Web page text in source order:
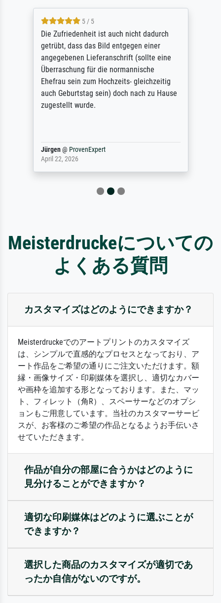
5 / 5
Die Zufriedenheit ist auch nicht dadurch
getrübt, dass das Bild entgegen einer
angegebenen Lieferanschrift (sollte eine
Überraschung für die normannische
Ehefrau sein zum Hochzeits- gleichzeitig
auch Geburtstag sein) doch nach zu Hause
zugestellt wurde.
Jürgen@ ProvenExpert
April 22, 2026
Meisterdruckeについての
よくある質問
カスタマイズはどのようにできますか？
Meisterdruckeでのアートプリントのカスタマイズ
は、シンプルで直感的なプロセスとなっており、ア
ート作品をご希望の通りにご注文いただけます。額
縁・画像サイズ・印刷媒体を選択し、適切なカバー
や画枠を追加する形となっております。また、マッ
ト、フィレット（角R）、スペーサーなどのオプシ
ョンもご用意しています。当社のカスタマーサービ
スが、お客様のご希望の作品となるようお手伝いさ
せていただきます。
作品が自分の部屋に合うかはどのように
見分けることができますか？
適切な印刷媒体はどのように選ぶことが
できますか？
選択した商品のカスタマイズが適切であ
ったか自信がないのですが。